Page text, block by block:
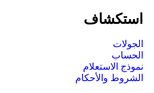
استكشاف
الجولات
الحساب
نموذج الاستعلام
الشروط والأحكام